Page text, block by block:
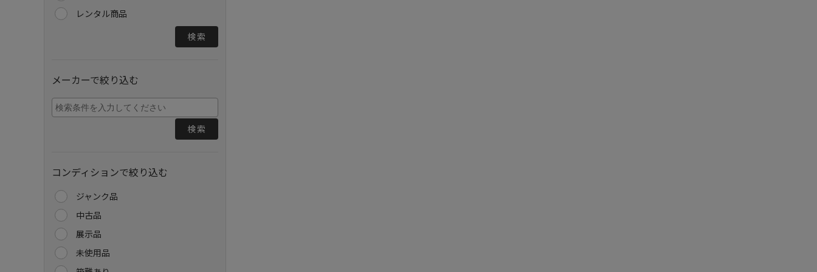
レンタル商品
検索
メーカーで絞り込む
検索
コンディションで絞り込む
ジャンク品
中古品
展示品
未使用品